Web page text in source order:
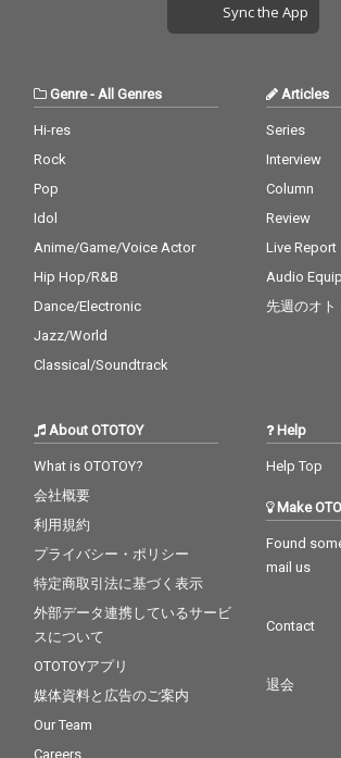
Sync the App
Genre- All Genres
Hi-res
Rock
Pop
Idol
Anime/Game/Voice Actor
Hip Hop/R&B
Dance/Electronic
Jazz/World
Classical/Soundtrack
Articles
Series
Interview
Column
Review
Live Report
Audio
先週のオト
About OTOTOY
What is OTOTOY?
会社概要
利用規約
プライバシー・ポリシー
特定商取引法に基づく表示
外部データ連携しているサービ
スについて
OTOTOYアプリ
媒体資料と広告のご案内
Our Team
Careers
Help
Help Top
Make
Found
mail us
Contact
退会